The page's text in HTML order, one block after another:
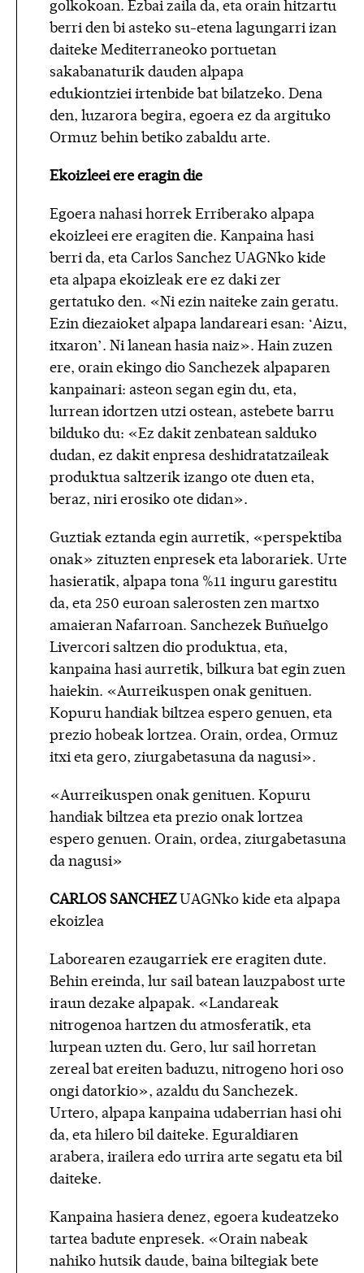
golkokoan. Ezbai zaila da, eta orain hitzartu
berri den bi asteko su-etena lagungarri izan
daiteke Mediterraneoko portuetan
sakabanaturik dauden alpapa
edukiontziei irtenbide bat bilatzeko. Dena
den, luzarora begira, egoera ez da argituko
Ormuz behin betiko zabaldu arte.
Ekoizleei ere eragin die
Egoera nahasi horrek Erriberako alpapa
ekoizleei ere eragiten die. Kanpaina hasi
berri da, eta Carlos Sanchez UAGNko kide
eta alpapa ekoizleak ere ez daki zer
gertatuko den. «Ni ezin naiteke zain geratu.
Ezin diezaioket alpapa landareari esan: ‘Aizu,
itxaron’. Ni lanean hasia naiz». Hain zuzen
ere, orain ekingo dio Sanchezek alpaparen
kanpainari: asteon segan egin du, eta,
lurrean idortzen utzi ostean, astebete barru
bilduko du: «Ez dakit zenbatean salduko
dudan, ez dakit enpresa deshidratatzaileak
produktua saltzerik izango ote duen eta,
beraz, niri erosiko ote didan».
Guztiak eztanda egin aurretik, «perspektiba
onak» zituzten enpresek eta laborariek. Urte
hasieratik, alpapa tona %11 inguru garestitu
da, eta 250 euroan salerosten zen martxo
amaieran Nafarroan. Sanchezek Buñuelgo
Livercori saltzen dio produktua, eta,
kanpaina hasi aurretik, bilkura bat egin zuen
haiekin. «Aurreikuspen onak genituen.
Kopuru handiak biltzea espero genuen, eta
prezio hobeak lortzea. Orain, ordea, Ormuz
itxi eta gero, ziurgabetasuna da nagusi».
«Aurreikuspen onak genituen. Kopuru
handiak biltzea eta prezio onak lortzea
espero genuen. Orain, ordea, ziurgabetasuna
da nagusi»
CARLOS SANCHEZUAGNko kide eta alpapa
ekoizlea
Laborearen ezaugarriek ere eragiten dute.
Behin ereinda, lur sail batean lauzpabost urte
iraun dezake alpapak. «Landareak
nitrogenoa hartzen du atmosferatik, eta
lurpean uzten du. Gero, lur sail horretan
zereal bat ereiten baduzu, nitrogeno hori oso
ongi datorkio», azaldu du Sanchezek.
Urtero, alpapa kanpaina udaberrian hasi ohi
da, eta hilero bil daiteke. Eguraldiaren
arabera, irailera edo urrira arte segatu eta bil
daiteke.
Kanpaina hasiera denez, egoera kudeatzeko
tartea badute enpresek. «Orain nabeak
nahiko hutsik daude, baina biltegiak bete